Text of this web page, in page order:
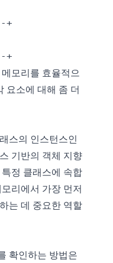
+
모리를 효율적으
요소에 대해 좀 더
스의 인스턴스인
기반의 객체 지향
정 클래스에 속합
리에서 가장 먼저
는 데 중요한 역할
확인하는 방법은